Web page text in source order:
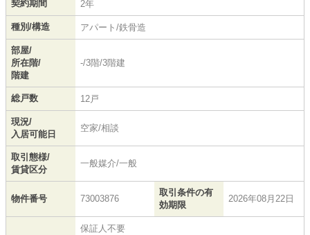
契約期間 2年
種別/構造 アパート/鉄骨造
部屋/
所在階/
階建
-/3階/3階建
総戸数 12戸
現況/
入居可能日
空家/相談
取引態様/
賃貸区分
一般媒介/一般
物件番号 73003876
取引条件の有
効期限
2026年08月22日
保証人不要